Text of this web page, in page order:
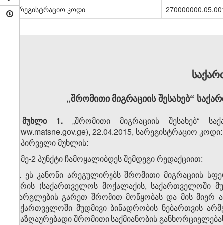
სარეგისტრაციო კოდი
„შრომითი მიგრაციის შესახებ“
მუხლი 1. „შრომითი მიგრაციის შესახებ“
(www.matsne.gov.ge), 22.04.2015, სარეგისტრაციო
1. პირველი მუხლის:
ა) მე-2 პუნქტი ჩამოყალიბდეს შემდეგი რედაქციით:
„2. ეს კანონი არეგულირებს შრომითი მიგრაციის
პირის (საქართველოს მოქალაქის, საქართველოში
ფარგლების გარეთ შრომით მოწყობას და მის მიერ
საქართველოში მუდმივი ბინადრობის ნებართვის
ანაზღაურებადი შრომითი საქმიანობის